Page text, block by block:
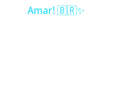
Amar! 🇧🇷✨